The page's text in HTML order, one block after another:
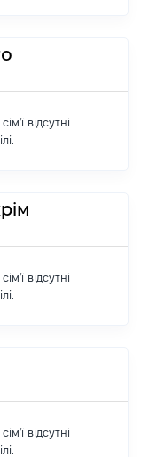
відсутні
відсутні
відсутні